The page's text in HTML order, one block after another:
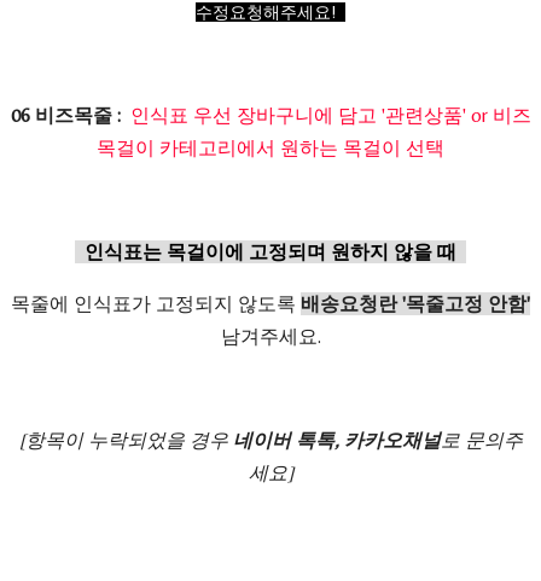
수정요청해주세요!
06 비즈목줄 : 인식표 우선 장바구니에 담고 '관련상품' or 비즈
목걸이 카테고리에서 원하는 목걸이 선택
인식표는 목걸이에 고정되며 원하지 않을 때
목줄에 인식표가 고정되지 않도록 배송요청란 '목줄고정 안함'
남겨주세요.
[항목이 누락되었을 경우 네이버 톡톡, 카카오채널로 문의주
세요]